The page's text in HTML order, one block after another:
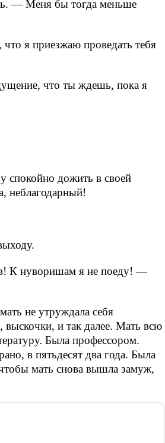
— Меня бы тогда меньше
я приезжаю проведать тебя
что ты ждешь, пока я
спокойно дожить в своей
неблагодарный!
К нуворишам я не поеду! —
не утруждала себя
и так далее. Мать всю
Была профессором.
в пятьдесят два года. Была
мать снова вышла замуж,